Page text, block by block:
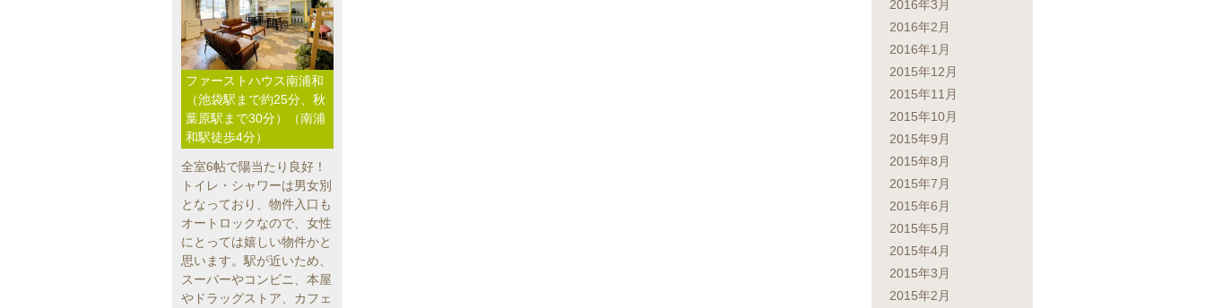
ファーストハウス南浦和
（池袋駅まで約25分、秋
葉原駅まで30分）（南浦
和駅徒歩4分）
全室6帖で陽当たり良好！
トイレ・シャワーは男女別
となっており、物件入口も
オートロックなので、女性
にとっては嬉しい物件かと
思います。駅が近いため、
スーパーやコンビニ、本屋
やドラッグストア、カフェ
2016年3月
2016年2月
2016年1月
2015年12月
2015年11月
2015年10月
2015年9月
2015年8月
2015年7月
2015年6月
2015年5月
2015年4月
2015年3月
2015年2月